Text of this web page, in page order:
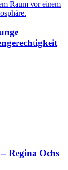
Regina Ochs